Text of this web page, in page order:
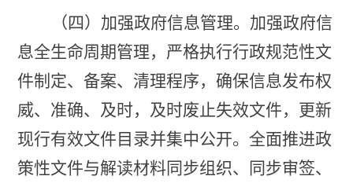
（四）加强政府信息管理。 加强政府信
息全生命周期管理，严格执行行政规范性文
件制定、备案、清理程序， 确保信息发布权
威、准确、及时， 及时废止失效文件，更新
现行有效文件目录并集中公开。全面推进政
策性文件与解读材料同步组织、同步审签、